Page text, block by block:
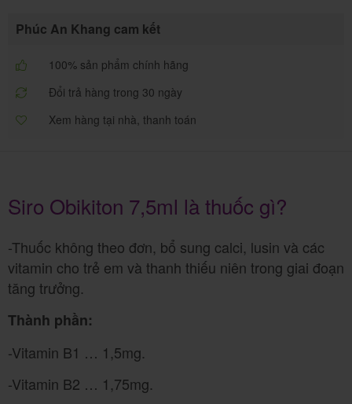
Phúc An Khang cam kết
100% sản phẩm chính hãng
Đổi trả hàng trong 30 ngày
Xem hàng tại nhà, thanh toán
Siro Obikiton 7,5ml là thuốc gì?
-Thuốc không theo đơn, bổ sung calci, lusin và các
vitamin cho trẻ em và thanh thiếu niên trong giai đoạn
tăng trưởng.
Thành phần:
-Vitamin B1 … 1,5mg.
-Vitamin B2 … 1,75mg.